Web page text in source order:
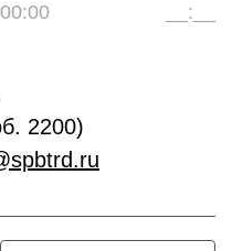
00:00 __:__
2200)